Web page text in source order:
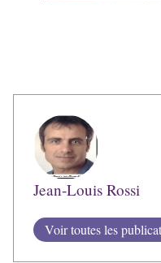
Jean-Louis Rossi
Voir toutes les